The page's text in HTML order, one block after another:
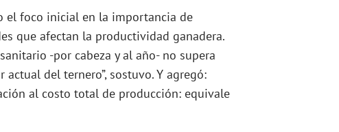
el foco inicial en la importancia de
que afectan la productividad ganadera.
-por cabeza y al año- no supera
del ternero”, sostuvo. Y agregó:
al costo total de producción: equivale